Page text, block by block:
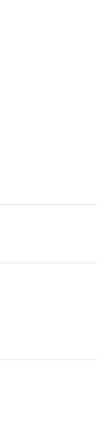
вся